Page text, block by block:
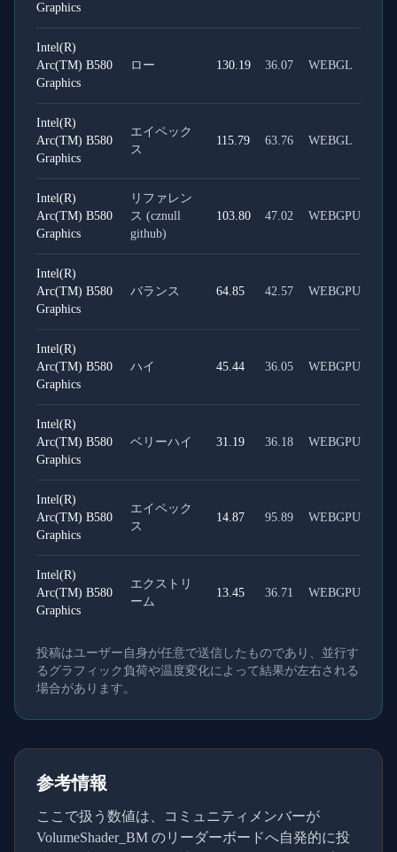
Graphics
Intel(R)
Arc(TM) B580
Graphics
ロー 130.19 36.07 WEBGL
Intel(R)
Arc(TM) B580
Graphics
エイペック
ス
115.79 63.76 WEBGL
Intel(R)
Arc(TM) B580
Graphics
リファレン
ス (cznull
github)
103.80 47.02 WEBGPU
Intel(R)
Arc(TM) B580
Graphics
バランス 64.85 42.57 WEBGPU
Intel(R)
Arc(TM) B580
Graphics
ハイ 45.44 36.05 WEBGPU
Intel(R)
Arc(TM) B580
Graphics
ベリーハイ 31.19 36.18 WEBGPU
Intel(R)
Arc(TM) B580
Graphics
エイペック
ス
14.87 95.89 WEBGPU
Intel(R)
Arc(TM) B580
Graphics
エクストリ
ーム
13.45 36.71 WEBGPU
投稿はユーザー自身が任意で送信したものであり、並行す
るグラフィック負荷や温度変化によって結果が左右される
場合があります。
参考情報
ここで扱う数値は、コミュニティメンバーが
VolumeShader_BM のリーダーボードへ自発的に投